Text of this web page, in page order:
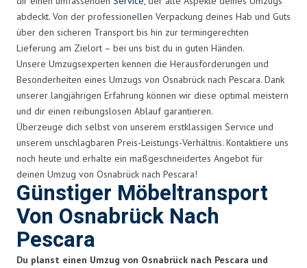
abdeckt. Von der professionellen Verpackung deines Hab und Guts
über den sicheren Transport bis hin zur termingerechten
Lieferung am Zielort – bei uns bist du in guten Händen.
Unsere Umzugsexperten kennen die Herausforderungen und
Besonderheiten eines Umzugs von Osnabrück nach Pescara. Dank
unserer langjährigen Erfahrung können wir diese optimal meistern
und dir einen reibungslosen Ablauf garantieren.
Überzeuge dich selbst von unserem erstklassigen Service und
unserem unschlagbaren Preis-Leistungs-Verhältnis. Kontaktiere uns
noch heute und erhalte ein maßgeschneidertes Angebot für
deinen Umzug von Osnabrück nach Pescara!
Günstiger Möbeltransport
Von Osnabrück Nach
Pescara
Du planst einen Umzug von Osnabrück nach Pescara und